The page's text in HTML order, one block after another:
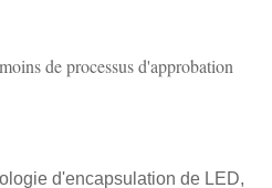
de processus d'approbation
d'encapsulation de LED,